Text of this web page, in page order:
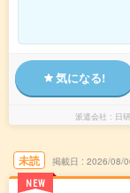
気になる!
派遣会社 日
未読
NEW
掲載日 2026/08/